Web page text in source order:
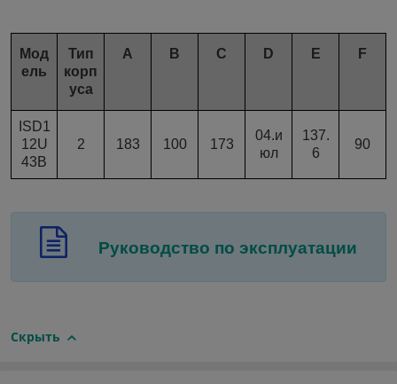
Мод
ель
Тип
корп
уса
A B C D E F
ISD1
12U
43B
2 183 100 173
04.и
юл
137.
6
90
Руководство по эксплуатации
Скрыть